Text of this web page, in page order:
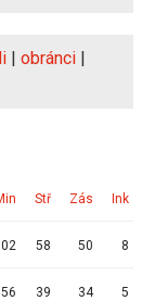
| obránci |
Stř Zás Ink
58 50 8
56 39 34 5